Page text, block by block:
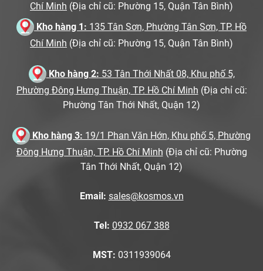
Chí Minh (Địa chỉ cũ: Phường 15, Quận Tân Bình)
Kho hàng 1: 135 Tân Sơn, Phường Tân Sơn, TP. Hồ
Chí Minh (Địa chỉ cũ: Phường 15, Quận Tân Bình)
Kho hàng 2: 53 Tân Thới Nhất 08, Khu phố 5,
Phường Đông Hưng Thuận, TP. Hồ Chí Minh (Địa chỉ cũ:
Phường Tân Thới Nhất, Quận 12)
Kho hàng 3: 19/1 Phan Văn Hớn, Khu phố 5, Phường
Đông Hưng Thuận, TP. Hồ Chí Minh (Địa chỉ cũ: Phường
Tân Thới Nhất, Quận 12)
Email: sales@kosmos.vn
Tel: 0932 067 388
MST: 0311939064